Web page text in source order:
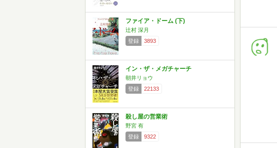
ファイア・ドーム (下)
辻村 深月
登録
3893
イン・ザ・メガチャーチ
朝井リョウ
登録
22133
殺し屋の営業術
野宮 有
登録
9322